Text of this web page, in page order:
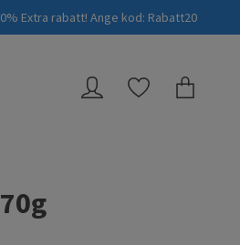
Extra rabatt! Ange kod: Rabatt20